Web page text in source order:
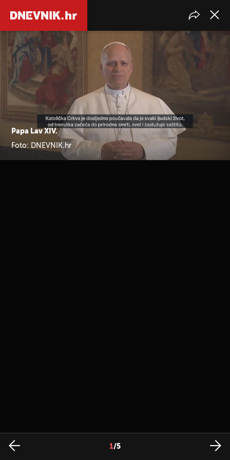
Papa Lav XIV.
Foto: DNEVNIK.hr
1/5